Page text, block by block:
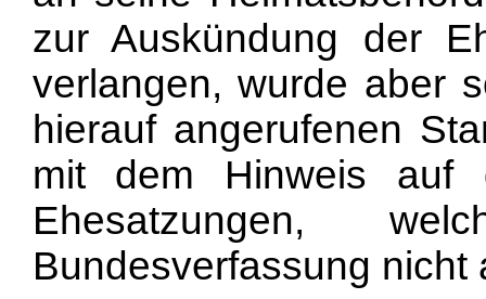
zur Auskündung der
verlangen, wurde aber
hierauf angerufenen
mit dem Hinweis auf
Ehesatzungen,
Bundesverfassung nicht